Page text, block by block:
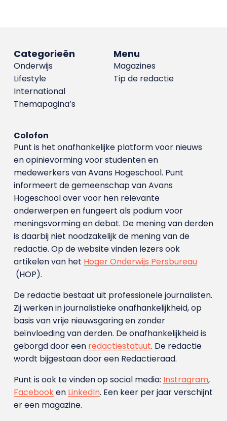
Menu
Magazines
Tip de redactie
Categorieën
Onderwijs
Lifestyle
International
Themapagina’s
Colofon
Punt is het onafhankelijke platform voor nieuws
en opinievorming voor studenten en
medewerkers van Avans Hoge­school. Punt
informeert de gemeenschap van Avans
Hogeschool over voor hen relevante
onderwerpen en fungeert als podium voor
meningsvorming en debat. De mening van derden
is daarbij niet noodzakelijk de mening van de
redactie. Op de website vinden lezers ook
artikelen van het Hoger Onderwijs Persbureau
(HOP).
De redactie bestaat uit professionele journalisten.
Zij werken in journalistieke onafhankelijkheid, op
basis van vrije nieuwsgaring en zonder
beïnvloeding van derden. De onafhankelijkheid is
geborgd door een redactiestatuut. De redactie
wordt bijgestaan door een Redactieraad.
Punt is ook te vinden op social media: Instragram,
Facebooken LinkedIn. Een keer per jaar verschijnt
er een magazine.